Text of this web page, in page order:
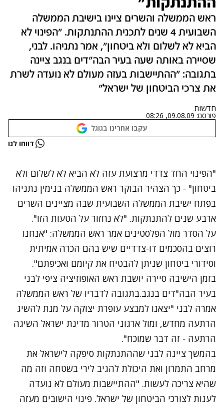
ההתנתקות"
ראש הממשלה והשרים ציינו בישיבת הממשלה
השבועית 4 שנים לתכנית ההתנתקות. "הפינוי לא
הביא לא לשלום ולא ביטחון", אמר נתניהו. לבני,
שסיירה באותה שעה בעיר הבה"דים בנגב ציינה
בתגובה: "ההתיישבות בעזה מעולם לא נועדה לשרת
את צרכי הביטחון של ישראל"
חדשות
פורסם: 09.08.09, 08:26
עקבו אחרינו בגוגל
נתקלנו בבעיה דווחו לנו
"הפינוי החד צדדי מרצועת עזה לא הביא לא לשלום ולא
ביטחון" - כך הצהיר הבוקר ראש הממשלה בנימין נתניהו
בפתח ישיבת הממשלה השבועית שבה מציינים השרים
ארבע שנים להתנתקות. "לא נחזור על הטעות הזו".
על הסדר מול הפלסטינים אמר ראש הממשלה: "אנחנו
רוצים בהסכמים דו-צדדיים שיש בהם הכרה אמיתית
וסידורי ביטחון שניתן להבטיח את קיומם ואכיפתם".
בזמן הישיבה סיירה יושבת ראש האופוזיציה ציפי לבני
בעיר הבה"דים בנגב.בתגובה לדבריו של ראש הממשלה
אמרה לבני "יצאנו למבצע עופרת יצוקה על מנת להשיג
הרתעה מחדש, ומול ארגוני הטרור מדינת ישראל השיגה
הרתעה - זה דבר שמוכח".
בהמשך ציינה לבני שההתנתקות סיפקה לישראל את
מרחב התמרון ואת היכולת להגיב לירי בשטחה וזה מה
שהיא צריכה לעשות. "ההתיישבות מעולם לא נועדה
לענות לצורכי הביטחון של ישראל. פינוי הישובים מעזה